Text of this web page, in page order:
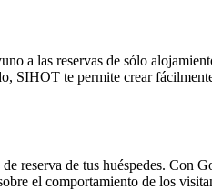
a las reservas de sólo
SIHOT te permite crear
reserva de tus huéspedes. Con
el comportamiento de los